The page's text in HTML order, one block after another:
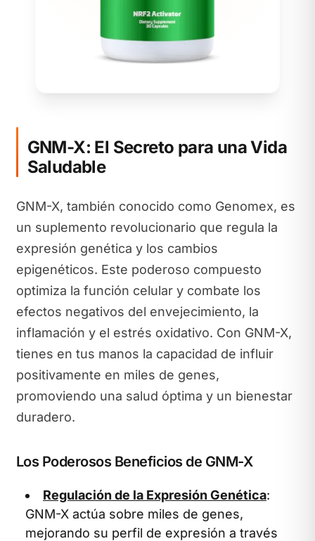
GNM-X: El Secreto para una Vida
Saludable
GNM-X, también conocido como Genomex, es
un suplemento revolucionario que regula la
expresión genética y los cambios
epigenéticos. Este poderoso compuesto
optimiza la función celular y combate los
efectos negativos del envejecimiento, la
inflamación y el estrés oxidativo. Con GNM-X,
tienes en tus manos la capacidad de influir
positivamente en miles de genes,
promoviendo una salud óptima y un bienestar
duradero.
Los Poderosos Beneficios de GNM-X
Regulación de la Expresión Genética:
GNM-X actúa sobre miles de genes,
mejorando su perfil de expresión a través